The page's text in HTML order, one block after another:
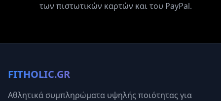
των πιστωτικών καρτών και του PayPal.
FITHOLIC.GR
Αθλητικά συμπληρώματα υψηλής ποιότητας για